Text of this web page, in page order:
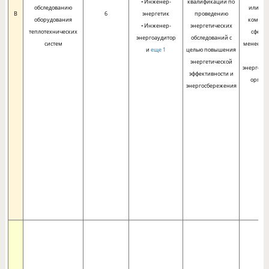
B
обследованию
оборудования
теплотехнических
систем
6
• Инженер-
энергетик
• Инженер-
энергоаудитор
иеще 1
квалификации по
проведению
энергетических
обследований с
целью повышения
энергетической
эффективности и
энергосбережения
или
сфере
менее